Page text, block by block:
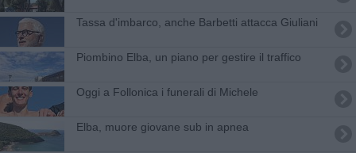
Tassa d'imbarco, anche Barbetti attacca Giuliani
Piombino Elba, un piano per gestire il traffico
Oggi a Follonica i funerali di Michele
Elba, muore giovane sub in apnea